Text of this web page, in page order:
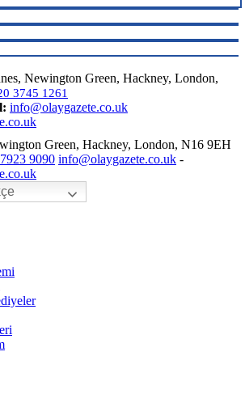
Newington Green, Hackney, London,
3745 1261
info@olaygazete.co.uk
Green, Hackney, London, N16 9EH
9090 info@olaygazete.co.uk -